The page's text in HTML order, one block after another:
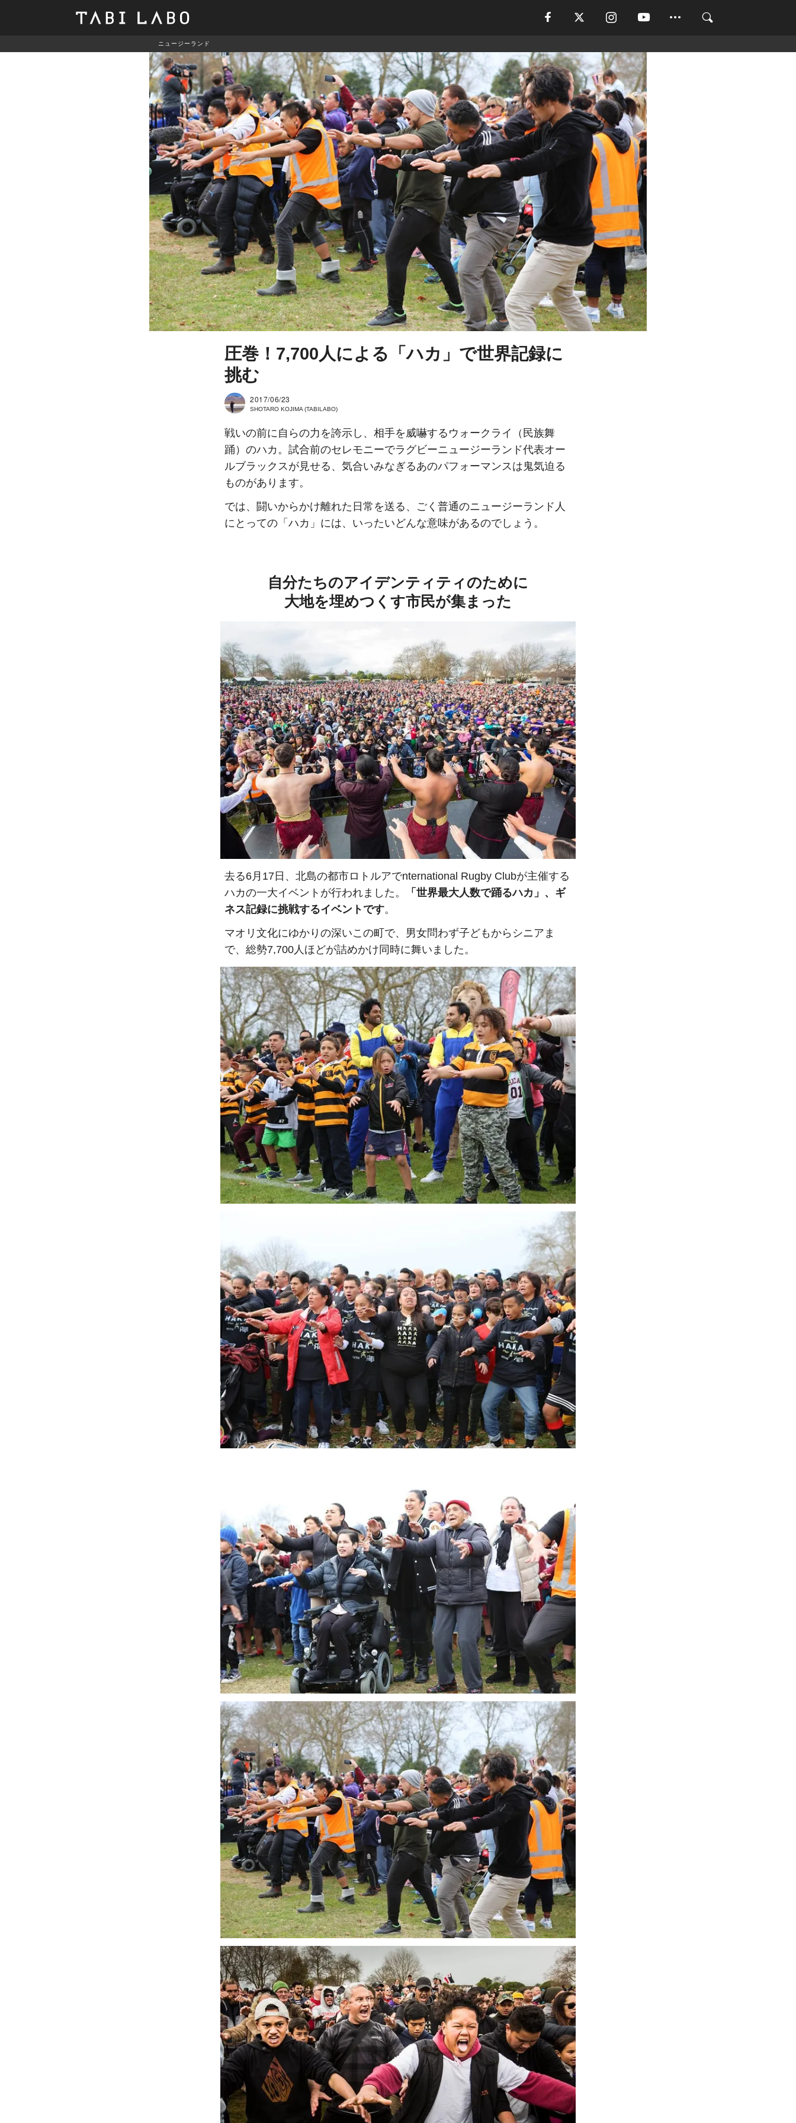
ニュージーランド
圧巻！7,700人による「ハカ」で世界記録に
挑む
2017/06/23
SHOTARO KOJIMA (TABILABO)
戦いの前に自らの力を誇示し、相手を威嚇するウォークライ（民族舞
踊）のハカ。試合前のセレモニーでラグビーニュージーランド代表オー
ルブラックスが見せる、気合いみなぎるあのパフォーマンスは鬼気迫る
ものがあります。
では、闘いからかけ離れた日常を送る、ごく普通のニュージーランド人
にとっての「ハカ」には、いったいどんな意味があるのでしょう。
自分たちのアイデンティティのために
大地を埋めつくす市民が集まった
去る6月17日、北島の都市ロトルアでnternational Rugby Clubが主催する
ハカの一大イベントが行われました。
「世界最大人数で踊るハカ」、ギ
ネス記録に挑戦するイベントです。
マオリ文化にゆかりの深いこの町で、男女問わず子どもからシニアま
で、総勢7,700人ほどが詰めかけ同時に舞いました。